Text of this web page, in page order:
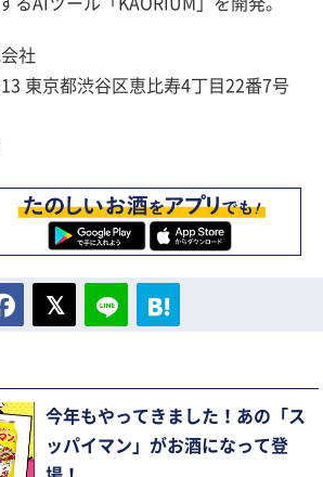
社
東京都渋谷区恵比寿4丁目22番7号
今年もやってきました！あの「ス
ッパイマン」がお酒になって登